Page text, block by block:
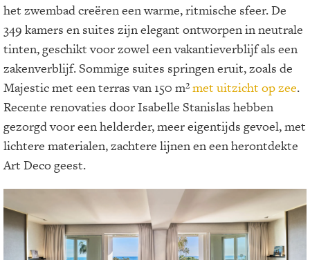
het zwembad creëren een warme, ritmische sfeer. De
349 kamers en suites zijn elegant ontworpen in neutrale
tinten, geschikt voor zowel een vakantieverblijf als een
zakenverblijf. Sommige suites springen eruit, zoals de
Majestic met een terras van 150 m²met uitzicht op zee.
Recente renovaties door Isabelle Stanislas hebben
gezorgd voor een helderder, meer eigentijds gevoel, met
lichtere materialen, zachtere lijnen en een herontdekte
Art Deco geest.